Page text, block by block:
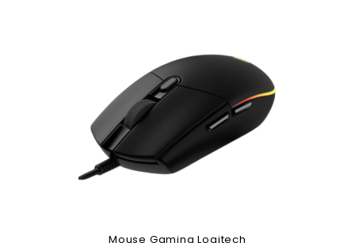
Mouse Gaming Logitech